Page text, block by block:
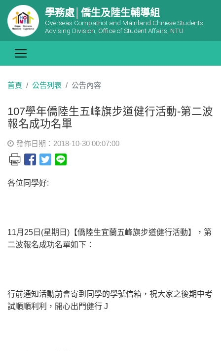
學務處│僑生及陸生輔導組
Overseas Compatriot and Mainland Chinese Students
Advising Division, Office of Student Affairs, NTU
首頁 公告列表 公告內容
107學年僑陸生五峰旗步道健行活動-第二波
報名成功名單
發佈日期：2018-10-30 00:07:00
各位同學好:
11月25日(星期日)【僑陸生宜蘭五峰旗步道健行活動】，第
二波報名成功名單如下：
行前通知活動前會寄到同學的學號信箱，祝大家之後期中考
試順順利利，開心出門健行 J